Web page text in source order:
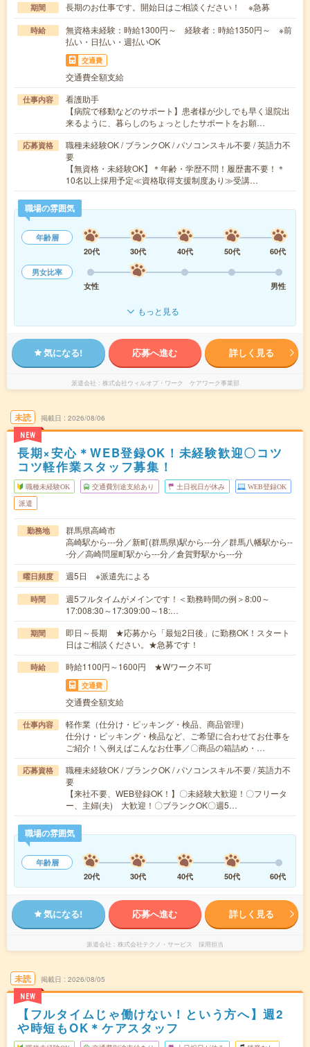
期間 長期のお仕事です。開始日はご相談ください！ ※急募
時給
無資格未経験：時給1300円～ 経験者：時給1350円～ ※前
払い・日払い・週払いOK
交通費
交通費全額支給
仕事内容
看護助手
【病院で移動などのサポート】患者様が少しでも早く退院出
来るように、暮らしのちょっとしたサポートをお願…
応募資格
職種未経験OK / ブランクOK / パソコンスキル不要 / 英語力不
要
【無資格・未経験OK】＊年齢・学歴不問！履歴書不要！＊
10名以上採用予定≪資格取得支援制度あり≫受講…
職場の雰囲気
年齢層
20代
30代 40代 50代
60代
男女比率
女性
男性
もっと見る
気になる! 応募へ進む 詳しく見る
派遣会社 株式会社ウィルオブ・ワーク ケアワーク事業部
未読
NEW
掲載日 2026/08/06
長期×安心＊WEB登録OK！未経験歓迎〇コツ
コツ軽作業スタッフ募集！
職種未経験OK 交通費別途支給あり 土日祝日が休み WEB登録OK
派遣
勤務地
群馬県高崎市
高崎駅から---分／新町(群馬県)駅から---分／群馬八幡駅から--
-分／高崎問屋町駅から---分／倉賀野駅から---分
曜日頻度 週5日 ※派遣先による
時間
週5フルタイムがメインです！＜勤務時間の例＞8:00～
17:008:30～17:309:00～18:…
期間
即日～長期 ★応募から「最短2日後」に勤務OK！スタート
日はご相談ください。★急募です！
時給 時給1100円～1600円 ★Wワーク不可
交通費
交通費全額支給
仕事内容
軽作業（仕分け・ピッキング・検品、商品管理）
仕分け・ピッキング・検品など、ご希望に合わせてお仕事を
ご紹介！＼例えばこんなお仕事／〇商品の箱詰め・…
応募資格
職種未経験OK / ブランクOK / パソコンスキル不要 / 英語力不
要
【来社不要、WEB登録OK！】〇未経験大歓迎！〇フリータ
ー、主婦(夫) 大歓迎！〇ブランクOK〇週5…
職場の雰囲気
年齢層
20代
30代 40代 50代 60代
気になる! 応募へ進む 詳しく見る
派遣会社 株式会社テクノ・サービス 採用担当
未読
NEW
掲載日 2026/08/05
【フルタイムじゃ働けない！という方へ】週2
や時短もOK＊ケアスタッフ